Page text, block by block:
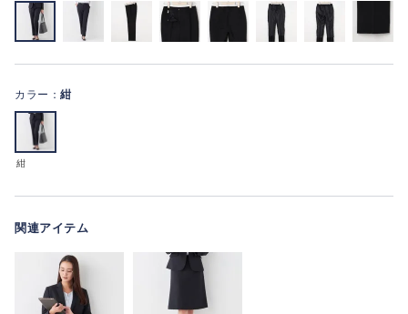
カラー： 紺
紺
関連アイテム